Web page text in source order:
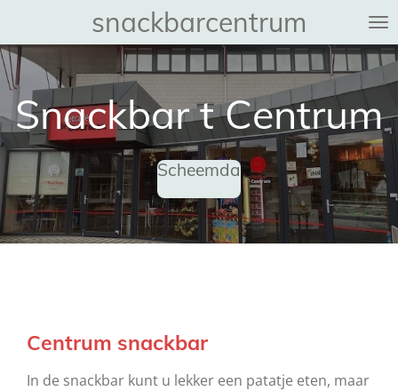
naar
de
hoofdinhoud
snackbarcentrum
Snackbar t Centrum
Scheemda
Centrum snackbar
In de snackbar kunt u lekker een patatje eten, maar